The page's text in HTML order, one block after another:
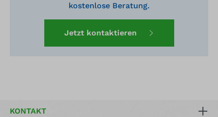
kostenlose Beratung.
Jetzt kontaktieren
KONTAKT